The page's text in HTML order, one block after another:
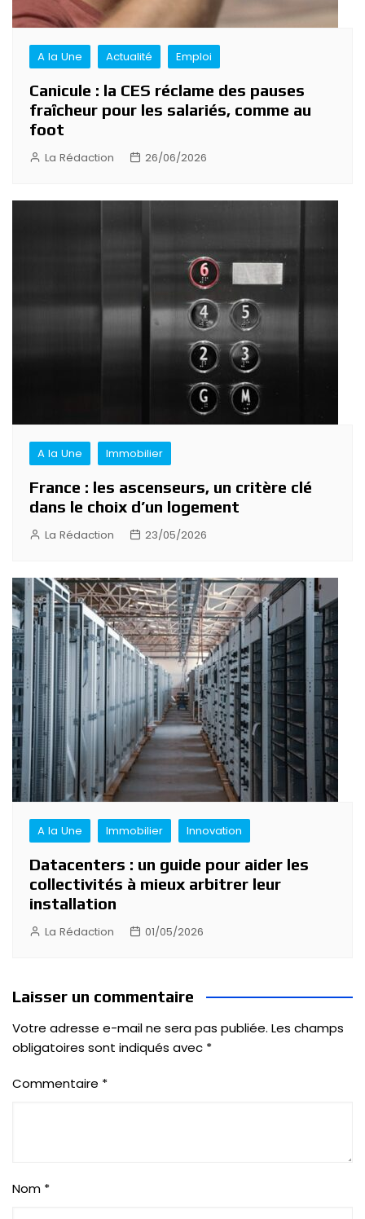
A la Une Actualité Emploi
Canicule : la CES réclame des pauses
fraîcheur pour les salariés, comme au
foot
La Rédaction 26/06/2026
A la Une Immobilier
France : les ascenseurs, un critère clé
dans le choix d’un logement
La Rédaction 23/05/2026
A la Une Immobilier Innovation
Datacenters : un guide pour aider les
collectivités à mieux arbitrer leur
installation
La Rédaction 01/05/2026
Laisser un commentaire
Votre adresse e-mail ne sera pas publiée. Les champs
obligatoires sont indiqués avec *
Commentaire *
Nom *